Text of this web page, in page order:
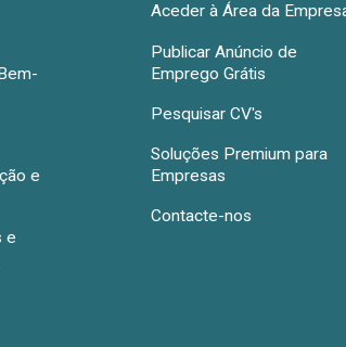
e
e
Aceder à Área da
Publicar Anúncio de
Emprego Grátis
Pesquisar CV's
Soluções Premium para
Empresas
Contacte-nos